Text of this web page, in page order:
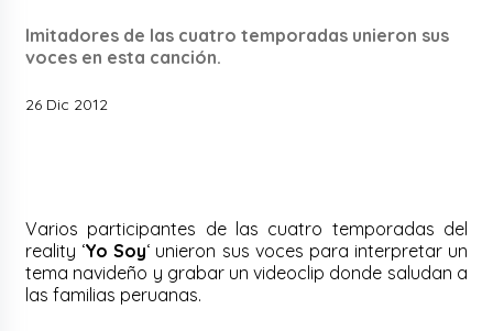
Imitadores de las cuatro temporadas unieron sus
voces en esta canción.
26 Dic 2012
Varios participantes de las cuatro temporadas del
reality ‘Yo Soy‘ unieron sus voces para interpretar un
tema navideño y grabar un videoclip donde saludan a
las familias peruanas.